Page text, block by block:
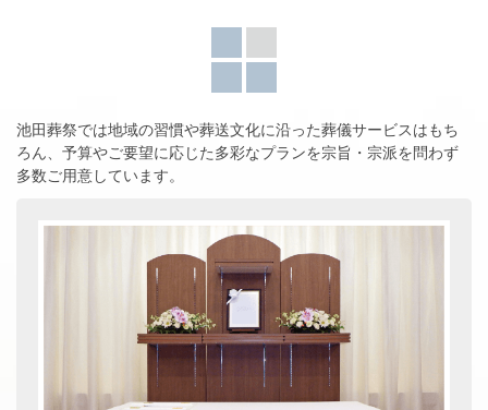
池田葬祭では地域の習慣や葬送文化に沿った葬儀サービスはもち
ろん、 予算やご要望に応じた多彩なプランを宗旨・宗派を問わず
多数ご用意しています。